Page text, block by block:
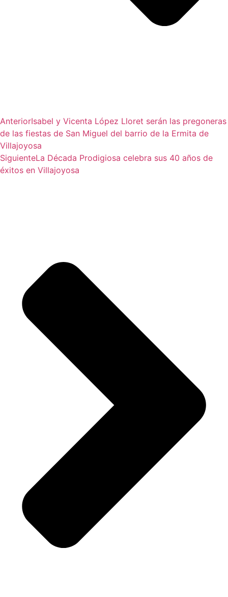
AnteriorIsabel y Vicenta López Lloret serán las pregoneras
de las fiestas de San Miguel del barrio de la Ermita de
Villajoyosa
SiguienteLa Década Prodigiosa celebra sus 40 años de
éxitos en Villajoyosa